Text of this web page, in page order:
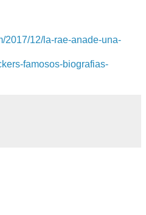
2017/12/la-rae-anade-una-
famosos-biografias-